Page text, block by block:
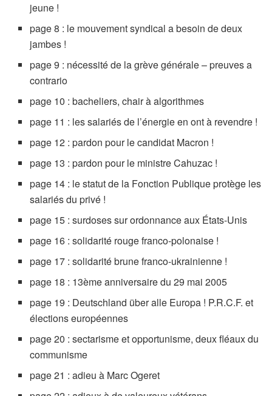
jeune !
page 8 : le mouvement syndical a besoin de deux
jambes !
page 9 : nécessité de la grève générale – preuves a
contrario
page 10 : bacheliers, chair à algorithmes
page 11 : les salariés de l’énergie en ont à revendre !
page 12 : pardon pour le candidat Macron !
page 13 : pardon pour le ministre Cahuzac !
page 14 : le statut de la Fonction Publique protège les
salariés du privé !
page 15 : surdoses sur ordonnance aux États-Unis
page 16 : solidarité rouge franco-polonaise !
page 17 : solidarité brune franco-ukrainienne !
page 18 : 13ème anniversaire du 29 mai 2005
page 19 : Deutschland über alle Europa ! P.R.C.F. et
élections européennes
page 20 : sectarisme et opportunisme, deux fléaux du
communisme
page 21 : adieu à Marc Ogeret